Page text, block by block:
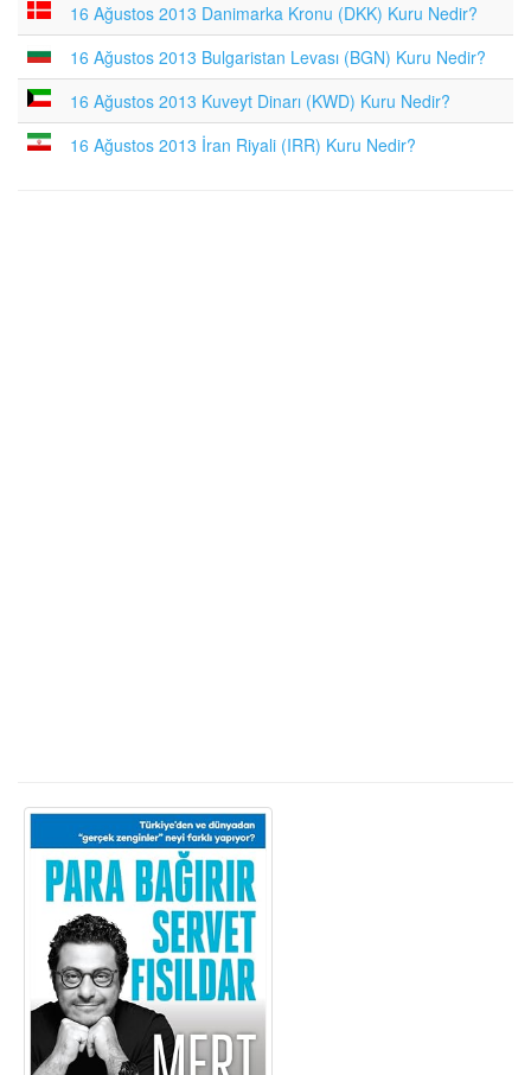
16 Ağustos 2013 Danimarka Kronu (DKK) Kuru Nedir?
16 Ağustos 2013 Bulgaristan Levası (BGN) Kuru Nedir?
16 Ağustos 2013 Kuveyt Dinarı (KWD) Kuru Nedir?
16 Ağustos 2013 İran Riyali (IRR) Kuru Nedir?